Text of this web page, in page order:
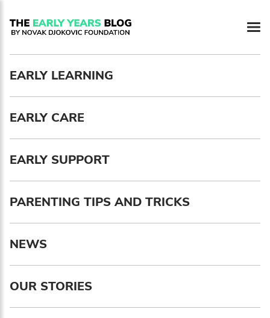
EARLY LEARNING
EARLY CARE
EARLY SUPPORT
PARENTING TIPS AND TRICKS
NEWS
OUR STORIES
Newsletter preferences
Email address*
Enter your email address
First name*
Enter your first name
Birthday
MM / DD
Language preference
English